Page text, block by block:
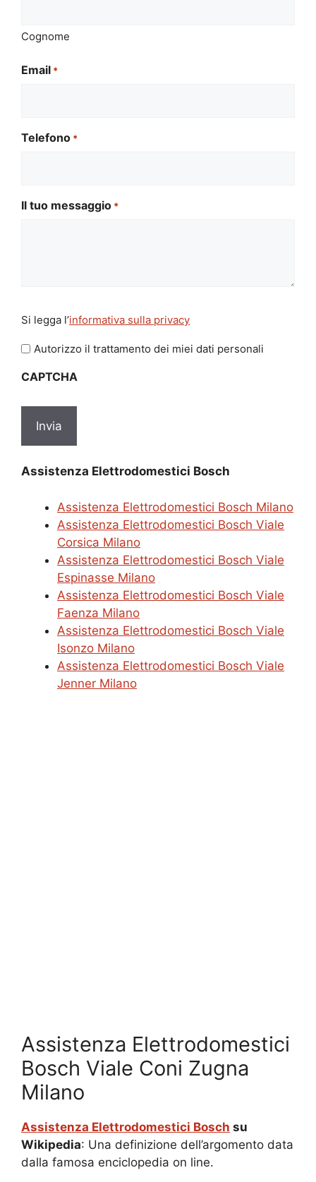
Cognome
Email *
Telefono *
Il tuo messaggio *
legga
l'informativa
privacy
Si legga l’informativa sulla privacy
Autorizzo il trattamento dei miei dati personali
CAPTCHA
Assistenza Elettrodomestici Bosch
Assistenza Elettrodomestici Bosch Milano
Assistenza Elettrodomestici Bosch Viale
Corsica Milano
Assistenza Elettrodomestici Bosch Viale
Espinasse Milano
Assistenza Elettrodomestici Bosch Viale
Faenza Milano
Assistenza Elettrodomestici Bosch Viale
Isonzo Milano
Assistenza Elettrodomestici Bosch Viale
Jenner Milano
Assistenza Elettrodomestici
Bosch Viale Coni Zugna
Milano
Assistenza Elettrodomestici Bosch su
Wikipedia: Una definizione dell’argomento data
dalla famosa enciclopedia on line.